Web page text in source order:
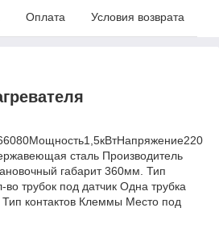
Оплата Условия возврата
сталь Производитель
габарит 360мм. Тип
трубок под датчик Одна трубка
контактов Клеммы Место под